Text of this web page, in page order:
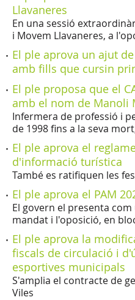
Llavaneres
En una sessió
i Movem Llavaneres, a
El ple aprova un ajut
amb fills que cursin
El ple proposa que el
amb el nom de Manoli
Infermera de professió i
de 1998 fins a la seva
El ple aprova el
d'informació turística
També es ratifiquen les
El ple aprova el PAM
El govern el presenta
mandat i l'oposició, en
El ple aprova la
fiscals de circulació i
esportives municipals
S'amplia el contracte de
Viles